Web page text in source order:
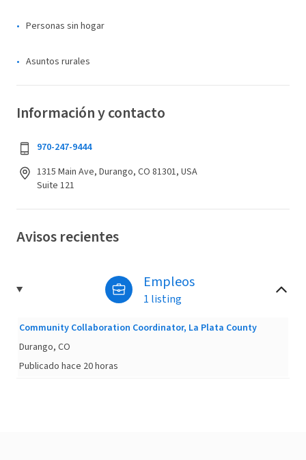
Personas sin hogar
Asuntos rurales
Información y contacto
970-247-9444
1315 Main Ave, Durango, CO 81301, USA
Suite 121
Avisos recientes
Empleos
1 listing
Community Collaboration Coordinator, La Plata County
Durango, CO
Publicado hace 20 horas